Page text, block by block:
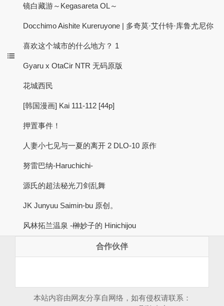
镜白藏游～Kegasareta OL～
Docchimo Aishite Kureruyone | 多奇莫·艾什特·库鲁尤尼你
喜欢这个城市的什么地方？ 1
Gyaru x OtaCir NTR 无码原版
花城西民
[韩国漫画] Kai 111-112 [44p]
押置事件！
人妻小七见与一夏的离开 2 DLO-10 原作
努雷巴纳-Haruchichi-
源氏的超法秘光刀剑乱舞
JK Junyuu Saimin-bu 原创。
风林拓兰温泉 -榊妙子的 Hinichijou
合作伙伴
本站内容由网友分享自网络，如有侵权请联系：